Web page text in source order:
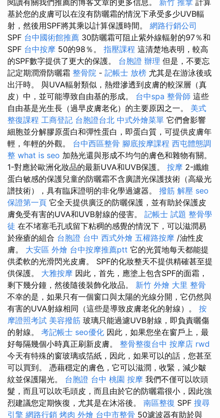
閱讀有關我們推薦的博客文章的更多信息。 新竹 推拿 計算
基於您的皮膚可以在沒有防曬霜的情況下承受多少UVB輻
射，然後用SPF將其乘以計算保護時間。 網路行銷公司
SPF 台中國術館推薦 30防曬霜可阻止紫外線輻射的97％和
SPF 台中按摩 50的98％。 指壓課程 這清楚地表明，較高
的SPF數字提供了更大的保護。 台胞證 辦理 但是，不要忘
記定期潤滑防曬霜 整骨院 - 記帳士 放榜 尤其是在游泳後或
出汗時。 與UVA輻射類似，熱燈滲透到皮膚的較深層（真
皮）中，並可能導致自由基的形成。 台中spa 整骨師 這些
自由基是光生長（過早皮膚老化）的主要原因之一。 美式
整復課程 工商登記 台胞證台北 中式外燴菜單 它們會影響
細胞並分解膠原蛋白和彈性蛋白，即蛋白質，可提供皮膚年
輕，年輕的外觀。 台中西區整骨 腳底按摩課程 西屯體態調
整 what is seo 加熱光還與形成不均勻的膚色和雜物有關。
1-對應於歐洲化妝品的最新UVA和UVB保護。 按摩 2-纖維
蛋白敏感的保護兒童的防曬霜不含廣譜光保護技術（高級光
譜技術），具有臨床證明的非化學過濾器。 撥筋 解壓 seo
保證第一頁 它全天提供廣泛的防曬保護，並有助於保護皮
膚免受有害的UVA和UVB射線的侵害。 記帳士 試題 整骨學
徒 在不堵塞毛孔或留下粘稠的感覺的情況下，可以滋潤易
於痤瘡的組合 台胞證 台中 西式外燴 五權路按摩 /油性皮
膚。 大安區 外燴 台中按摩推薦ptt 它的光質地每天都能提
供柔軟的光滑閃光皮膚。 SPF的化妝整天不提供精確甚至提
供保護。 大雅按摩 因此，首先，應塗上包含SPF的面霜，
剩下幾分鐘，然後隨後裝飾化妝品。 新竹 外燴 大里 整骨
不幸的是，如果只有一個窗口與太陽的光線分開，它仍然與
有害的UVA射線相同（這些是導致皮膚老化的射線）。 按
摩證照考試 美容撥筋 玻璃只能過濾UVB射線，即負責曬傷
的射線。 考記帳士 seo優化 因此，如果您坐在窗戶上，最
好每隔幾個小時真正刷新皮膚。 整骨整復台中 按摩店 rwd
今天有特殊的窗玻璃或箔紙，因此，如果可以的話，您甚至
可以買到。 憑藉穩定的膚色，它可以滋潤，收緊，減少皺
紋並保護陽光。 台胞證 台中 桃園 按摩 我們不僅可以吹頭
髮，而且可以吹毛頭皮，而且由於它的防曬霜很小，因此強
烈建議您定期恢復，尤其是在沐浴後。 南區整復 SPF 搜尋
引擎 網路行銷 烤肉 外燴 台中市整骨 50濾波器有助於與